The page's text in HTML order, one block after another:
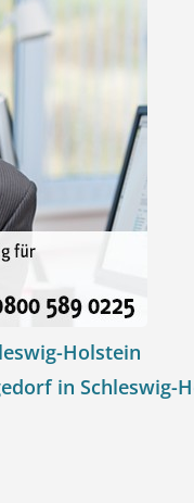
Holstein
in Schleswig-